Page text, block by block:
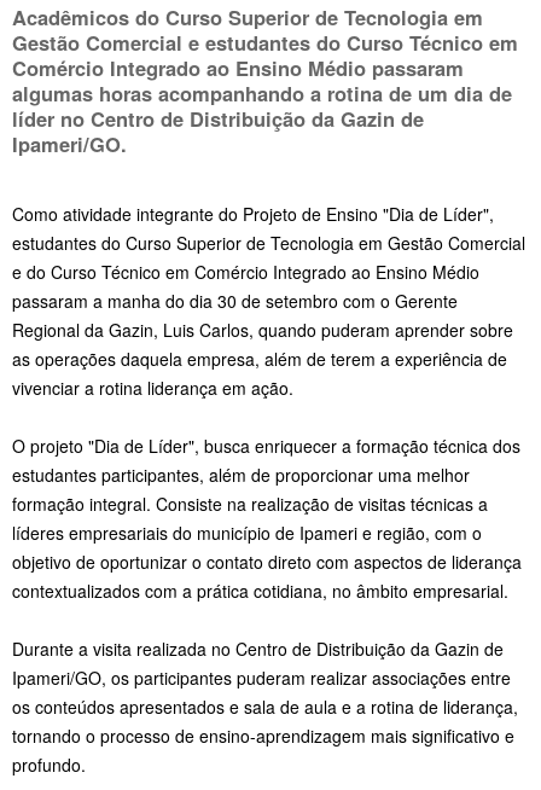
Acadêmicos do Curso Superior de Tecnologia em
Gestão Comercial e estudantes do Curso Técnico em
Comércio Integrado ao Ensino Médio passaram
algumas horas acompanhando a rotina de um dia de
líder no Centro de Distribuição da Gazin de
Ipameri/GO.
Como atividade integrante do Projeto de Ensino "Dia de Líder",
estudantes do Curso Superior de Tecnologia em Gestão Comercial
e do Curso Técnico em Comércio Integrado ao Ensino Médio
passaram a manha do dia 30 de setembro com o Gerente
Regional da Gazin, Luis Carlos, quando puderam aprender sobre
as operações daquela empresa, além de terem a experiência de
vivenciar a rotina liderança em ação.
O projeto "Dia de Líder", busca enriquecer a formação técnica dos
estudantes participantes, além de proporcionar uma melhor
formação integral. Consiste na realização de visitas técnicas a
líderes empresariais do município de Ipameri e região, com o
objetivo de oportunizar o contato direto com aspectos de liderança
contextualizados com a prática cotidiana, no âmbito empresarial.
Durante a visita realizada no Centro de Distribuição da Gazin de
Ipameri/GO, os participantes puderam realizar associações entre
os conteúdos apresentados e sala de aula e a rotina de liderança,
tornando o processo de ensino-aprendizagem mais significativo e
profundo.